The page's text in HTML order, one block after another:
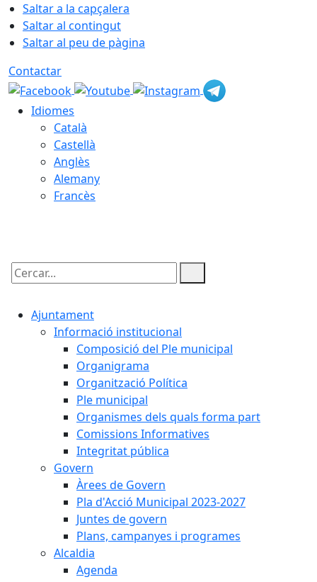
Saltar a la capçalera
Saltar al contingut
Saltar al peu de pàgina
Contactar
Idiomes
Català
Castellà
Anglès
Alemany
Francès
Cercar:
Ajuntament
Informació institucional
Composició del Ple municipal
Organigrama
Organització Política
Ple municipal
Organismes dels quals forma part
Comissions Informatives
Integritat pública
Govern
Àrees de Govern
Pla d'Acció Municipal 2023-2027
Juntes de govern
Plans, campanyes i programes
Alcaldia
Agenda